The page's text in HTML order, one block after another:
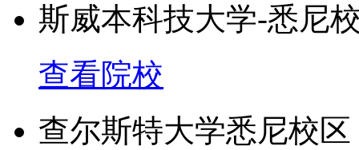
斯威本科技大学-悉尼
查看院校
查尔斯特大学悉尼校区